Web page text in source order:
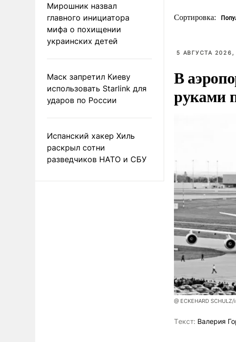
Мирошник назвал
главного инициатора
мифа о похищении
украинских детей
Маск запретил Киеву
использовать Starlink для
ударов по России
Испанский хакер Хиль
раскрыл сотни
разведчиков НАТО и СБУ
Сортировка:
5 АВГУСТА 2026,
В
руками
@ ECKEHARD
Tекст: Валерия